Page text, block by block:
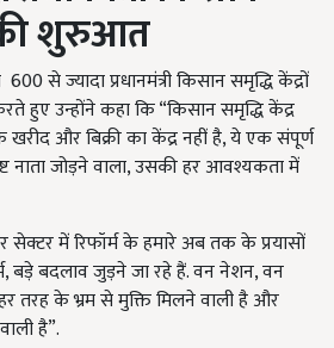
की शुरुआत
से ज्यादा प्रधानमंत्री किसान समृद्धि केंद्रों
हुए उन्होंने कहा कि “किसान समृद्धि केंद्र
खरीद और बिक्री का केंद्र नहीं है, ये एक संपूर्ण
नाता जोड़ने वाला, उसकी हर आवश्यकता में
सेक्टर में रिफॉर्म के हमारे अब तक के प्रयासों
बड़े बदलाव जुड़ने जा रहे हैं. वन नेशन, वन
तरह के भ्रम से मुक्ति मिलने वाली है और
है”.